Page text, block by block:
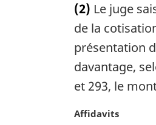
l
e
:
t
e
a
r
g
n
(2) Le juge
de la
présentation
davantage,
et 293, le
N
Affidavits